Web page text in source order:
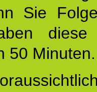
Sie
diese
50 Minuten.